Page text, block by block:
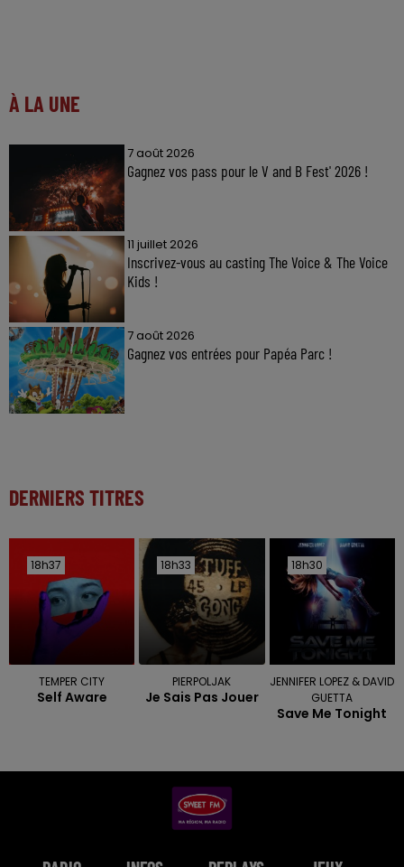
À LA UNE
7 août 2026
Gagnez vos pass pour le V and B Fest' 2026 !
11 juillet 2026
Inscrivez-vous au casting The Voice & The Voice
Kids !
7 août 2026
Gagnez vos entrées pour Papéa Parc !
DERNIERS TITRES
18h37
18h37
TEMPER CITY
Self Aware
18h33
18h33
PIERPOLJAK
Je Sais Pas Jouer
18h30
18h30
JENNIFER LOPEZ & DAVID
GUETTA
Save Me Tonight